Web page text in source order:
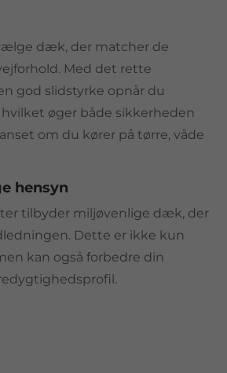
dæk, der matcher de
Med det rette
god slidstyrke opnår du
øger både sikkerheden
om du kører på tørre, våde
hensyn
tilbyder miljøvenlige dæk, der
Dette er ikke kun
kan også forbedre din